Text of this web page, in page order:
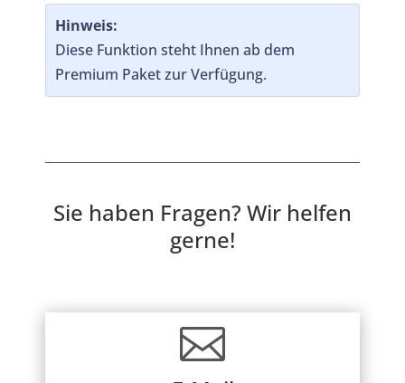
Hinweis:
Diese Funktion steht Ihnen ab dem
Premium Paket zur Verfügung.
Sie haben Fragen? Wir helfen
gerne!
